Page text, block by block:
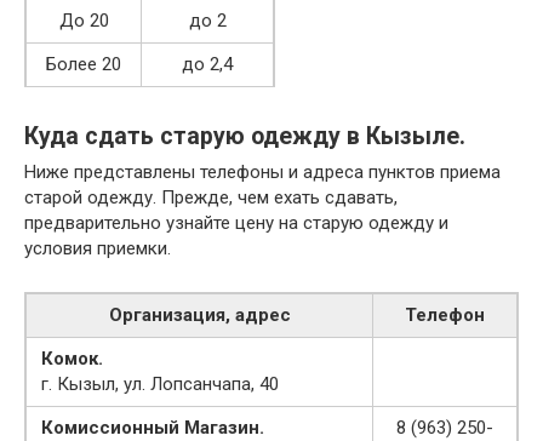
До 20
до 2
Более 20
до 2,4
Куда сдать старую одежду в Кызыле.
Ниже представлены телефоны и адреса пунктов приема
старой одежду. Прежде, чем ехать сдавать,
предварительно узнайте цену на старую одежду и
условия приемки.
Организация, адрес
Телефон
Комок.
г. Кызыл, ул. Лопсанчапа, 40
Комиссионный Магазин.
8 (963) 250-